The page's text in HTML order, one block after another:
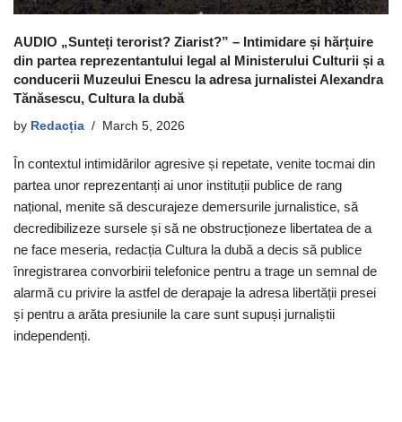
AUDIO „Sunteți terorist? Ziarist?” – Intimidare și hărțuire
din partea reprezentantului legal al Ministerului Culturii și a
conducerii Muzeului Enescu la adresa jurnalistei Alexandra
Tănăsescu, Cultura la dubă
by Redacția March 5, 2026
În contextul intimidărilor agresive și repetate, venite tocmai din
partea unor reprezentanți ai unor instituții publice de rang
național, menite să descurajeze demersurile jurnalistice, să
decredibilizeze sursele și să ne obstrucționeze libertatea de a
ne face meseria, redacția Cultura la dubă a decis să publice
înregistrarea convorbirii telefonice pentru a trage un semnal de
alarmă cu privire la astfel de derapaje la adresa libertății presei
și pentru a arăta presiunile la care sunt supuși jurnaliștii
independenți.